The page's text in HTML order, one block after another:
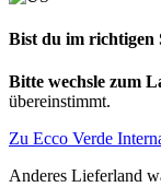
Bist du im richtigen
Bitte wechsle zum
übereinstimmt.
Zu Ecco Verde
Anderes Lieferland